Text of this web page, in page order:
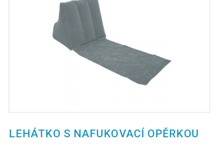
LEHÁTKO S NAFUKOVACÍ OPĚRKOU